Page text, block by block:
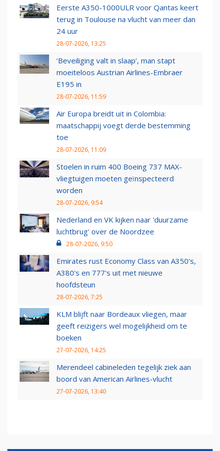
Eerste A350-1000ULR voor Qantas keert
terug in Toulouse na vlucht van meer dan
24 uur
28-07-2026, 13:25
‘Beveiliging valt in slaap’, man stapt
moeiteloos Austrian Airlines-Embraer
E195 in
28-07-2026, 11:59
Air Europa breidt uit in Colombia:
maatschappij voegt derde bestemming
toe
28-07-2026, 11:09
Stoelen in ruim 400 Boeing 737 MAX-
vliegtuigen moeten geïnspecteerd
worden
28-07-2026, 9:54
Nederland en VK kijken naar 'duurzame
luchtbrug' over de Noordzee
28-07-2026, 9:50
Emirates rust Economy Class van A350's,
A380's en 777's uit met nieuwe
hoofdsteun
28-07-2026, 7:25
KLM blijft naar Bordeaux vliegen, maar
geeft reizigers wel mogelijkheid om te
boeken
27-07-2026, 14:25
Merendeel cabineleden tegelijk ziek aan
boord van American Airlines-vlucht
27-07-2026, 13:40